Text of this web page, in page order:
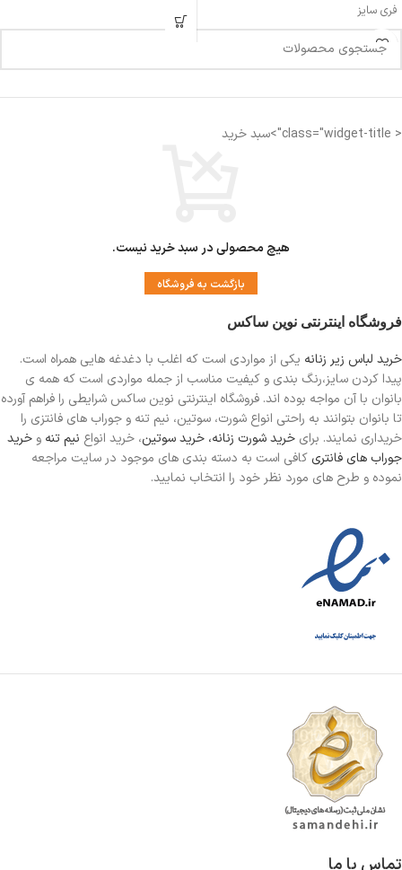
فری سایز
< class="widget-title">سبد خرید
هیچ محصولی در سبد خرید نیست.
بازگشت به فروشگاه
فروشگاه اینترنتی نوین ساکس
خرید لباس زیر زنانه یکی از مواردی است که اغلب با دغدغه هایی همراه است.
پیدا کردن سایز،رنگ بندی و کیفیت مناسب از جمله مواردی است که همه ی
بانوان با آن مواجه بوده اند. فروشگاه اینترنتی نوین ساکس شرایطی را فراهم آورده
تا بانوان بتوانند به راحتی انواع شورت، سوتین، نیم تنه و جوراب های فانتزی را
خریداری نمایند. برای خرید شورت زنانه، خرید سوتین، خرید انواع نیم تنه و خرید
جوراب های فانتری کافی است به دسته بندی های موجود در سایت مراجعه
نموده و طرح های مورد نظر خود را انتخاب نمایید.
تماس با ما